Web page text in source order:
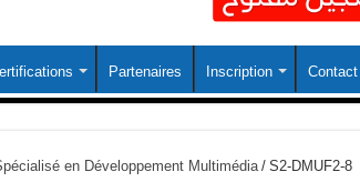
Partenaires Inscription Contact
en Développement Multimédia / S2-DMUF2-8